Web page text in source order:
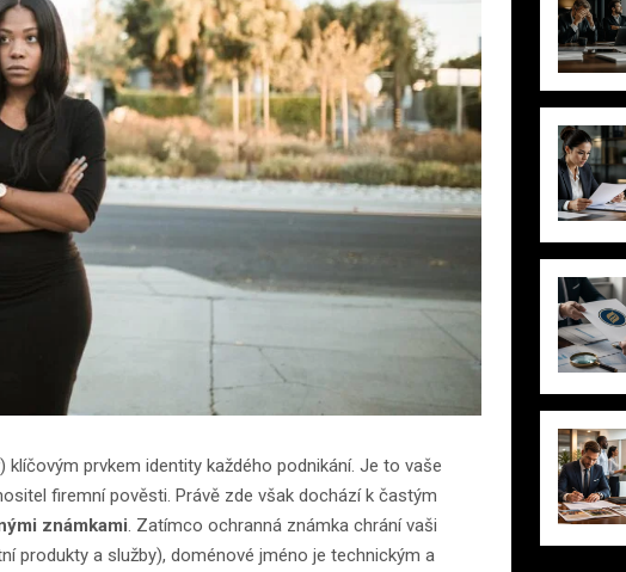
) klíčovým prvkem identity každého podnikání. Je to vaše
firemní pověsti. Právě zde však dochází k častým
známkami. Zatímco ochranná známka chrání vaši
produkty a služby), doménové jméno je technickým a